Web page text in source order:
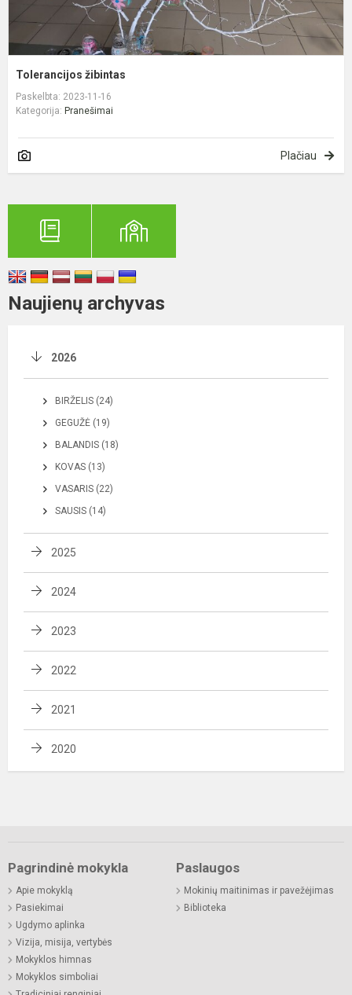
Tolerancijos žibintas
Paskelbta: 2023-11-16
Kategorija: Pranešimai
Plačiau
Naujienų archyvas
2026
BIRŽELIS (24)
GEGUŽĖ (19)
BALANDIS (18)
KOVAS (13)
VASARIS (22)
SAUSIS (14)
2025
2024
2023
2022
2021
2020
Pagrindinė mokykla
Apie mokyklą
Pasiekimai
Ugdymo aplinka
Vizija, misija, vertybės
Mokyklos himnas
Mokyklos simboliai
Paslaugos
Mokinių maitinimas ir pavežėjimas
Biblioteka